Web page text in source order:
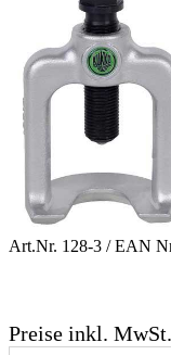
Art.Nr. 128-3 / EAN
Preise inkl. MwSt.